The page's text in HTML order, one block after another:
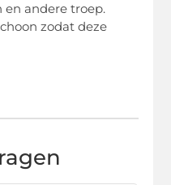
en andere troep.
zodat deze